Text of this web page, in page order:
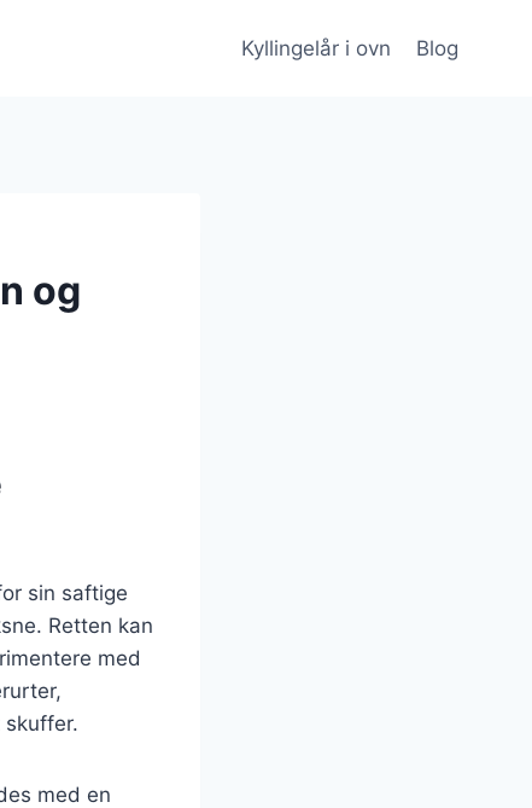
Kyllingelår i ovn Blog
og
sin saftige
Retten kan
med
med en